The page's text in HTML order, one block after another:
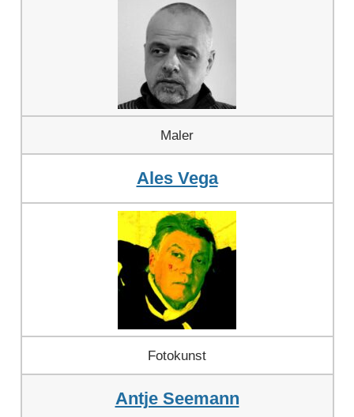
Maler
Ales Vega
Fotokunst
Antje Seemann